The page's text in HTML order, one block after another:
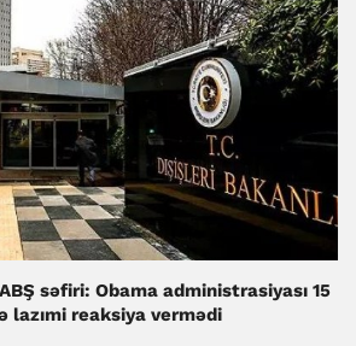
səfiri: Obama administrasiyası 15
lazımi reaksiya vermədi